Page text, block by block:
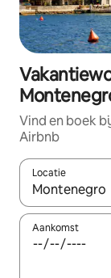
Vind en boek
Airbnb
Locatie
Wanneer er
Aankomst